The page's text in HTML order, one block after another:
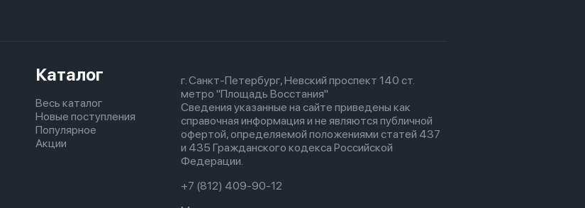
Каталог
Весь каталог
Новые поступления
Популярное
Акции
г. Санкт-Петербург, Невский проспект 140 ст.
метро "Площадь Восстания"
Сведения указанные на сайте приведены как
справочная информация и не являются публичной
офертой, определяемой положениями статей 437
и 435 Гражданского кодекса Российской
Федерации.
+7 (812) 409-90-12